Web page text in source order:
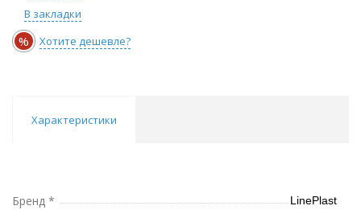
В закладки
% Хотите дешевле?
Характеристики
Бренд * LinePlast